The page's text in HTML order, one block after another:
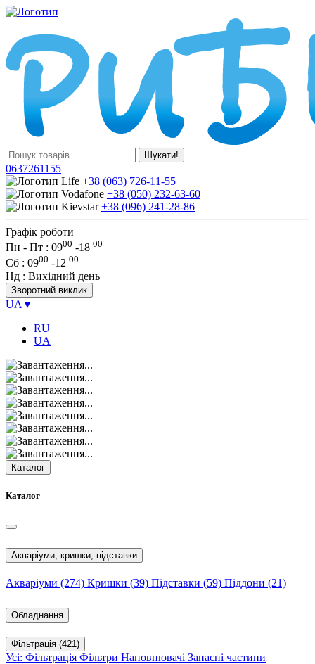
Шукати!
0637261155
+38 (063) 726-11-55
+38 (050) 232-63-60
+38 (096) 241-28-86
Графік роботи
Пн - Пт : 0900 -18 00
Сб : 0900 -12 00
Нд : Вихідний день
Зворотний виклик
UA ▾
RU
UA
Каталог
Каталог
Акваріуми, кришки, підставки
Акваріуми (274) Кришки (39) Підставки (59) Піддони (21)
Обладнання
Фільтрація (421)
Усі: Фільтрація Фільтри Наповнювачі Запасні частини